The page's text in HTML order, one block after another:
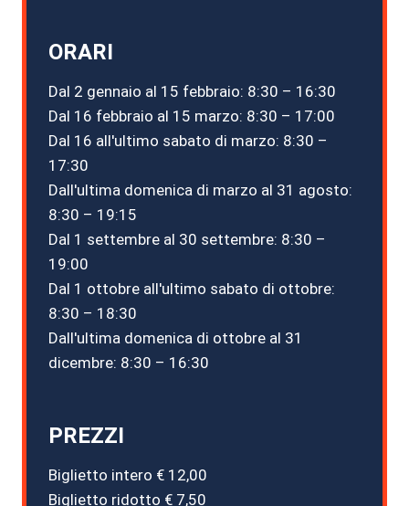
ORARI
Dal 2 gennaio al 15 febbraio: 8:30 – 16:30
Dal 16 febbraio al 15 marzo: 8:30 – 17:00
Dal 16 all'ultimo sabato di marzo: 8:30 –
17:30
Dall'ultima domenica di marzo al 31 agosto:
8:30 – 19:15
Dal 1 settembre al 30 settembre: 8:30 –
19:00
Dal 1 ottobre all'ultimo sabato di ottobre:
8:30 – 18:30
Dall'ultima domenica di ottobre al 31
dicembre: 8:30 – 16:30
PREZZI
Biglietto intero € 12,00
Biglietto ridotto € 7,50